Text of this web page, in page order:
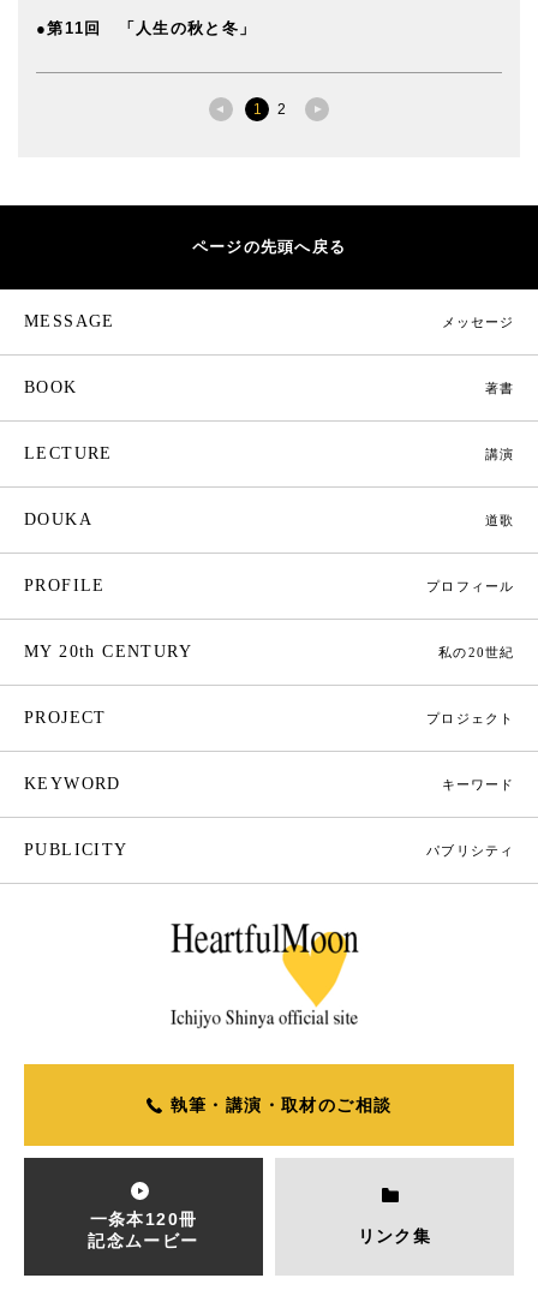
●第11回 「人生の秋と冬」
1 2
ページの先頭へ戻る
MESSAGE メッセージ
BOOK 著書
LECTURE 講演
DOUKA 道歌
PROFILE プロフィール
MY 20th CENTURY 私の20世紀
PROJECT プロジェクト
KEYWORD キーワード
PUBLICITY パブリシティ
執筆・講演・取材のご相談
一条本120冊
記念ムービー
リンク集